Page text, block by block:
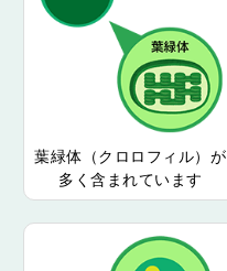
葉緑体（クロロフィル）が
多く含まれています